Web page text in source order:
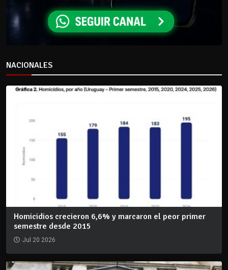
NACIONALES
Homicidios crecieron 6,6% y marcaron el peor primer
semestre desde 2015
Jul 20 2026